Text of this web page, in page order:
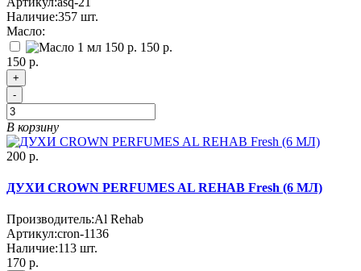
Наличие:357 шт.
Масло:
150 р.
150 р.
+
-
В корзину
200 р.
ДУХИ CROWN PERFUMES AL REHAB Fresh (6 МЛ)
Производитель:Al Rehab
Артикул:cron-1136
Наличие:113 шт.
170 р.